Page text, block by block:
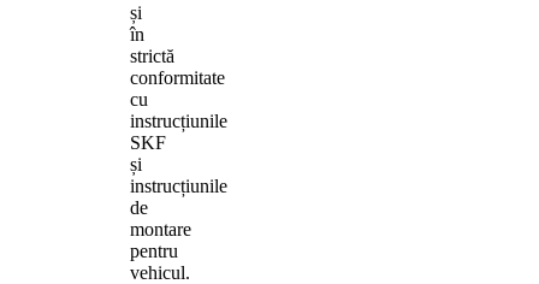
și
în
strictă
conformitate
cu
instrucțiunile
SKF
și
instrucțiunile
de
montare
pentru
vehicul.